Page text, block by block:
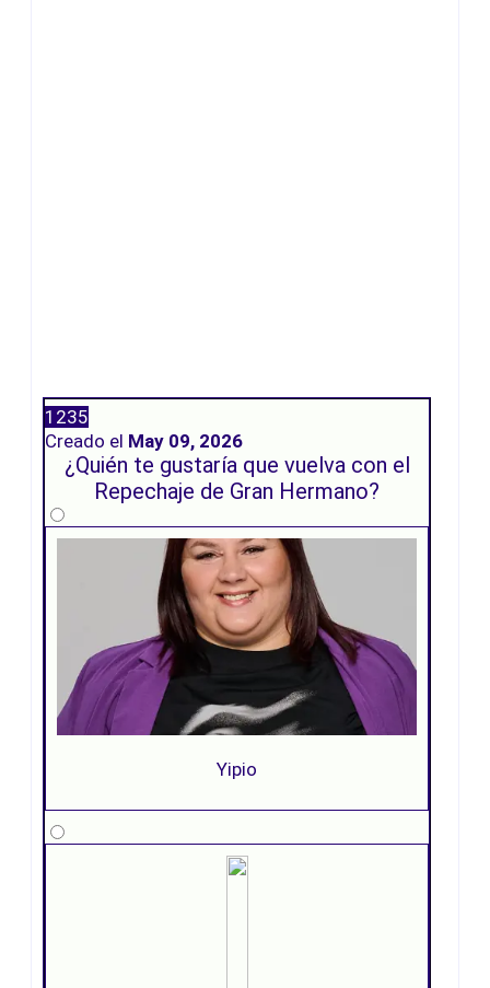
1235
Creado el May 09, 2026
¿Quién te gustaría que vuelva con el
Repechaje de Gran Hermano?
Yipio